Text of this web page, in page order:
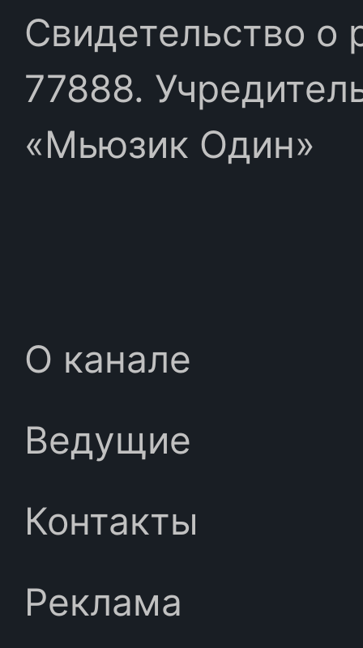
Свидетельство
77888.
«Мьюзик Один»
О канале
Ведущие
Контакты
Реклама